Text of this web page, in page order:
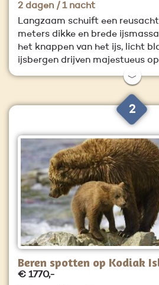
2 dagen / 1 nacht
Langzaam schuift een
meters dikke en brede
het knappen van het ijs, licht
ijsbergen drijven majestueus
﹀
2
Beren spotten op Kodiak
€ 1770,-